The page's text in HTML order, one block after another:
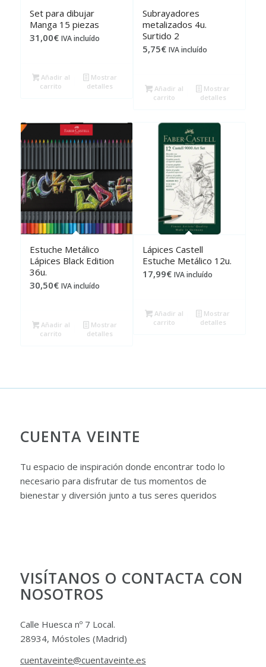
Set para dibujar
Manga 15 piezas
31,00€ IVA incluído
Añadir al
carrito
Mostrar
detalles
Subrayadores
metalizados 4u.
Surtido 2
5,75€ IVA incluído
Añadir al
carrito
Mostrar
detalles
Estuche Metálico
Lápices Black Edition
36u.
30,50€ IVA incluído
Añadir al
carrito
Mostrar
detalles
Lápices Castell
Estuche Metálico 12u.
17,99€ IVA incluído
Añadir al
carrito
Mostrar
detalles
CUENTA VEINTE
Tu espacio de inspiración donde encontrar todo lo
necesario para disfrutar de tus momentos de
bienestar y diversión junto a tus seres queridos
VISÍTANOS O CONTACTA CON
NOSOTROS
Calle Huesca nº 7 Local.
28934, Móstoles (Madrid)
cuentaveinte@cuentaveinte.es